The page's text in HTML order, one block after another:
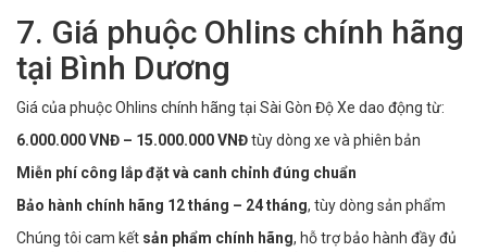
7. Giá phuộc Ohlins chính hãng
tại Bình Dương
Giá của phuộc Ohlins chính hãng tại Sài Gòn Độ Xe dao động từ:
6.000.000 VNĐ – 15.000.000 VNĐtùy dòng xe và phiên bản
Miễn phí công lắp đặt và canh chỉnh đúng chuẩn
Bảo hành chính hãng 12 tháng – 24 tháng, tùy dòng sản phẩm
Chúng tôi cam kết sản phẩm chính hãng, hỗ trợ bảo hành đầy đủ